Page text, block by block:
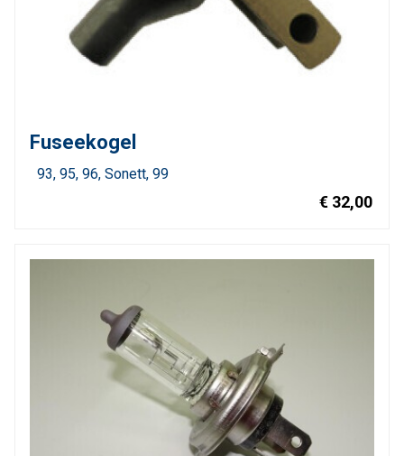
Fuseekogel
93 95 96 Sonett 99
€ 32,00